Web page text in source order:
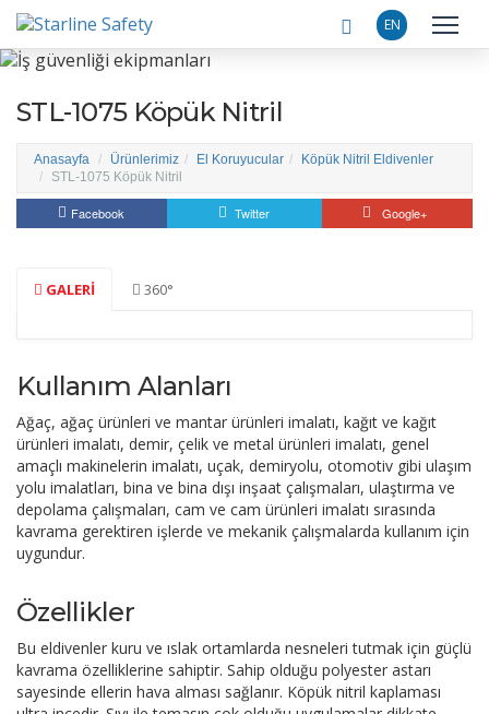
EN
STL-1075 Köpük Nitril
Anasayfa Ürünlerimiz El Koruyucular
Köpük Nitril Eldivenler
STL-1075 Köpük Nitril
Facebook Twitter Google+
GALERİ 360°
Kullanım Alanları
Ağaç, ağaç ürünleri ve mantar ürünleri imalatı, kağıt ve kağıt
ürünleri imalatı, demir, çelik ve metal ürünleri imalatı, genel
amaçlı makinelerin imalatı, uçak, demiryolu, otomotiv gibi ulaşım
yolu imalatları, bina ve bina dışı inşaat çalışmaları, ulaştırma ve
depolama çalışmaları, cam ve cam ürünleri imalatı sırasında
kavrama gerektiren işlerde ve mekanik çalışmalarda kullanım için
uygundur.
Özellikler
Bu eldivenler kuru ve ıslak ortamlarda nesneleri tutmak için güçlü
kavrama özelliklerine sahiptir. Sahip olduğu polyester astarı
sayesinde ellerin hava alması sağlanır. Köpük nitril kaplaması